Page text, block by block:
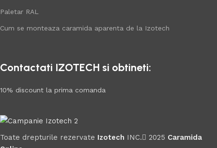
Paletar RAL
Cum se monteaza caramida aparenta de la Izotech
Contactati IZOTECH si obtineti:
10% discount la prima comanda
Toate drepturile rezervate Izotech INC. 2025 Caramida